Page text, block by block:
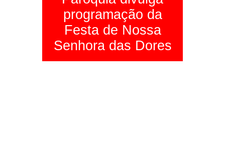
programação da
Festa de Nossa
Senhora das Dores